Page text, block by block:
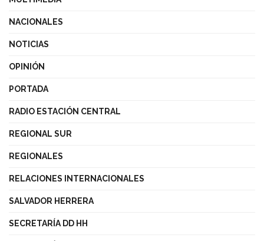
NACIONALES
NOTICIAS
OPINIÓN
PORTADA
RADIO ESTACIÓN CENTRAL
REGIONAL SUR
REGIONALES
RELACIONES INTERNACIONALES
SALVADOR HERRERA
SECRETARÍA DD HH